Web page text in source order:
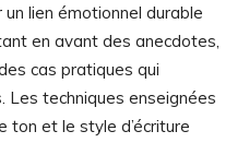
lien émotionnel durable
en avant des anecdotes,
cas pratiques qui
Les techniques enseignées
ton et le style d’écriture